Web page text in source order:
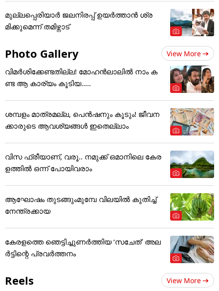
മുല്ലപ്പെരിയാർ ജലനിരപ്പ് ഉയർത്താൻ ശ്ര
മിക്കുമെന്ന് തമിഴ്നാട്
Photo Gallery View More
വിമർശിക്കേണ്ടതില്ല! മോഹൻലാലിൽ നാം ക
ണ്ട ആ കാര്യം കൂടിയ.....
ശമ്പളം മാത്രമല്ല, പെൻഷനും കൂടും! ജീവന
ക്കാരുടെ ആവശ്യങ്ങൾ ഇതെല്ലാം
വിസ ഫ്രീയാണ്, വരൂ.. നമുക്ക് ഒമാനിലെ കേര
ളത്തിൽ ഒന്ന് പോയിവരാം
ആഘോഷം തുടങ്ങുംമുമ്പേ വിലയില്‍ കുതിച്ച്
നേന്ത്രക്കായ
കേരളത്തെ ഞെട്ടിച്ചുണർത്തിയ ‘സചേത്’ അ‌ല
ർട്ടിന്റെ പ്രവർത്തനം
Reels View More